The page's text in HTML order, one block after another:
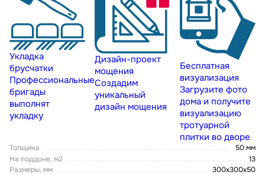
Укладка
брусчатки
Профессиональные
бригады
выполнят
укладку
Дизайн-проект
мощения
Создадим
уникальный
дизайн мощения
Бесплатная
визуализация
Загрузите фото
дома и получите
визуализацию
тротуарной
плитки во дворе
Толщина
50 мм
На поддоне, м2
13
Размеры, мм
300х300х50